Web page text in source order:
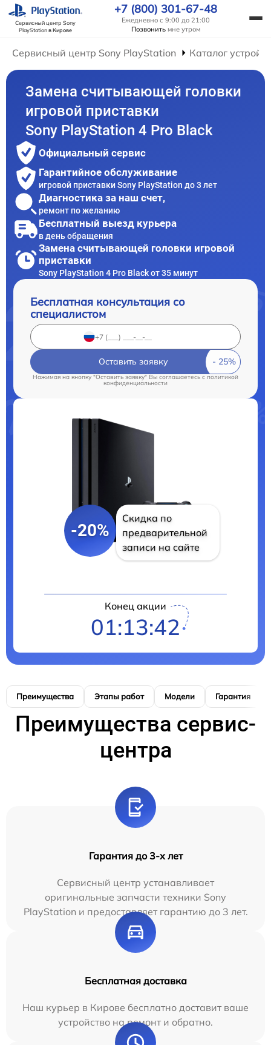
Сервисный центр Sony
PlayStationв Кирове
+7 (800) 301-67-48
Ежедневно с 9:00 до 21:00
Позвонить мне утром
Сервисный центр Sony PlayStation Каталог
Замена считывающей головки
игровой приставки
Sony PlayStation 4 Pro Black
Официальный сервис
Гарантийное обслуживание
игровой приставки Sony PlayStation до 3 лет
Диагностика за наш счет,
ремонт по желанию
Бесплатный выезд курьера
в день обращения
Замена считывающей головки игровой
приставки
Sony PlayStation 4 Pro Black от 35 минут
Бесплатная консультация со
специалистом
Оставить заявку
Нажимая на кнопку "Оставить заявку" Вы соглашаетесь cполитикой
конфиденциальности
-20%
Скидка по
предварительной
записи на сайте
Конец акции
01:13:41
Преимущества Этапы работ Модели Гарантия
Преимущества сервис-
центра
Гарантия до 3-х лет
Сервисный центр устанавливает
оригинальные запчасти техники Sony
PlayStation и предоставляет гарантию до 3 лет.
Бесплатная доставка
Наш курьер в Кирове бесплатно доставит ваше
устройство на ремонт и обратно.